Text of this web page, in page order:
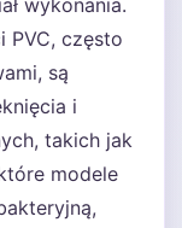
wykonania.
PVC, często
są
i
takich jak
modele